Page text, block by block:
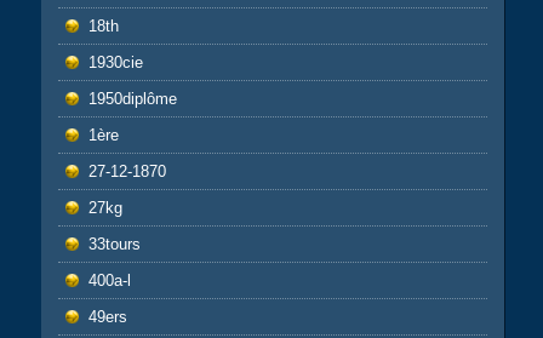
18th
1930cie
1950diplôme
1ère
27-12-1870
27kg
33tours
400a-l
49ers